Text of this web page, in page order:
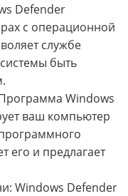
Defender
с операционной
службе
быть
Windows
ваш компьютер
его и предлагает
Windows Defender